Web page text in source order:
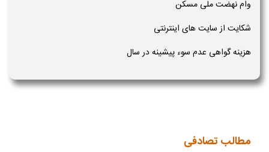
وام نهضت ملی مسکن
شکایت از سایت های اینترنتی
هزینه گواهی عدم سوء پیشینه در سال
مطالب تصادفی